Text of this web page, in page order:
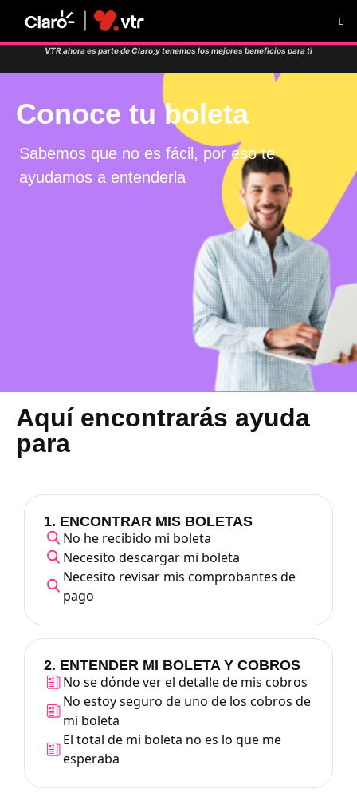
VTR ahora es parte de Claro,y tenemos losmejores beneficios para ti
Conoce tu boleta
Sabemos que no es fácil, por eso te
ayudamos a entenderla
Aquí encontrarás ayuda
para
1. ENCONTRAR MIS BOLETAS
No he recibido mi boleta
Necesito descargar mi boleta
Necesito revisar mis comprobantes de
pago
2. ENTENDER MI BOLETA Y COBROS
No se dónde ver el detalle de mis cobros
No estoy seguro de uno de los cobros de
mi boleta
El total de mi boleta no es lo que me
esperaba